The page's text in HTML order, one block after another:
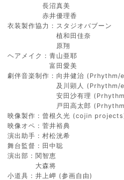
長沼真美
赤井優理香
衣装製作協力：スタジオバブーン
植和田佳奈
原翔
ヘアメイク：青山亜耶
富田愛美
劇伴音楽制作：向井健治 (Prhythm/
及川顕人 (Prhythm/
安田沙有理 (Prhythm/
戸田高太郎 (Prhythm/
映像製作：曾根久光 (cojin
映像オペ：菅井裕典
演出助手：村松洸希
舞台監督：田中聡
演出部：関智恵
大森将
小道具：井上岬 (参画自由)